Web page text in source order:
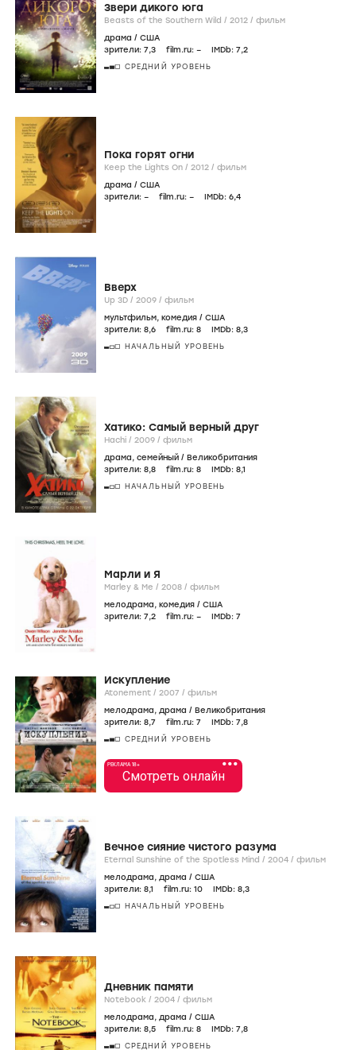
Звери дикого юга
Beasts of the Southern Wild / 2012 / фильм
драма / США
зрители: 7,3 film.ru: – IMDb: 7,2
СРЕДНИЙ УРОВЕНЬ
Пока горят огни
Keep the Lights On / 2012 / фильм
драма / США
зрители: – film.ru: – IMDb: 6,4
Вверх
Up 3D / 2009 / фильм
мультфильм, комедия / США
зрители: 8,6 film.ru: 8 IMDb: 8,3
НАЧАЛЬНЫЙ УРОВЕНЬ
Хатико: Самый верный друг
Hachi / 2009 / фильм
драма, семейный / Великобритания
зрители: 8,8 film.ru: 8 IMDb: 8,1
НАЧАЛЬНЫЙ УРОВЕНЬ
Марли и Я
Marley & Me / 2008 / фильм
мелодрама, комедия / США
зрители: 7,2 film.ru: – IMDb: 7
Искупление
Atonement / 2007 / фильм
мелодрама, драма / Великобритания
зрители: 8,7 film.ru: 7 IMDb: 7,8
СРЕДНИЙ УРОВЕНЬ
•••
РЕКЛАМА 18+
Смотреть онлайн
Вечное сияние чистого разума
Eternal Sunshine of the Spotless Mind / 2004 / фильм
мелодрама, драма / США
зрители: 8,1 film.ru: 10 IMDb: 8,3
НАЧАЛЬНЫЙ УРОВЕНЬ
Дневник памяти
Notebook / 2004 / фильм
мелодрама, драма / США
зрители: 8,5 film.ru: 8 IMDb: 7,8
СРЕДНИЙ УРОВЕНЬ